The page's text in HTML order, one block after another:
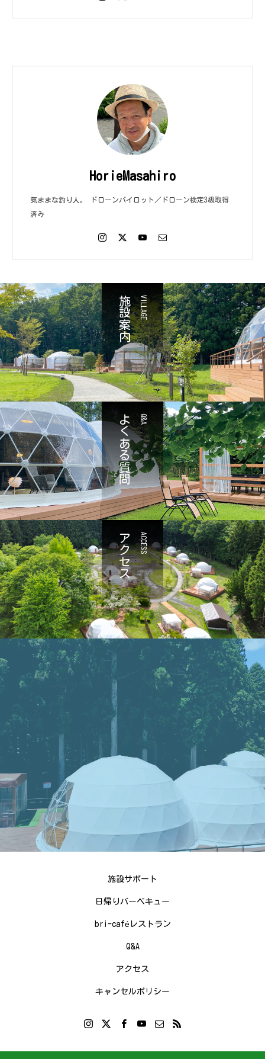
HorieMasahiro
気ままな釣り人。 ドローンパイロット／ドローン検定3級取得
済み
VILLAGE
施設案内
Q&A
よくある質問
ACCESS
アクセス
施設サポート
日帰りバーベキュー
bri-caféレストラン
Q&A
アクセス
キャンセルポリシー